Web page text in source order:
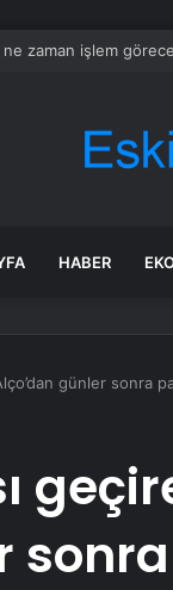
ne zaman işlem
HABER
günler sonra